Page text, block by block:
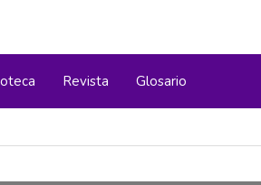
Revista Glosario